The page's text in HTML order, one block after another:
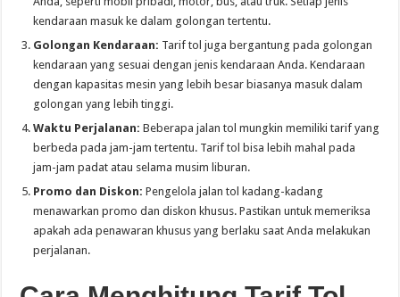
kendaraan masuk ke dalam golongan tertentu.
Golongan Kendaraan: Tarif tol juga bergantung pada golongan
kendaraan yang sesuai dengan jenis kendaraan Anda. Kendaraan
dengan kapasitas mesin yang lebih besar biasanya masuk dalam
golongan yang lebih tinggi.
Waktu Perjalanan: Beberapa jalan tol mungkin memiliki tarif yang
berbeda pada jam-jam tertentu. Tarif tol bisa lebih mahal pada
jam-jam padat atau selama musim liburan.
Promo dan Diskon: Pengelola jalan tol kadang-kadang
menawarkan promo dan diskon khusus. Pastikan untuk memeriksa
apakah ada penawaran khusus yang berlaku saat Anda melakukan
perjalanan.